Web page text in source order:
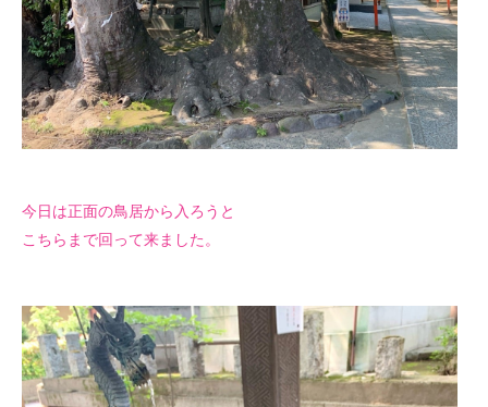
今日は正面の鳥居から入ろうと
こちらまで回って来ました。